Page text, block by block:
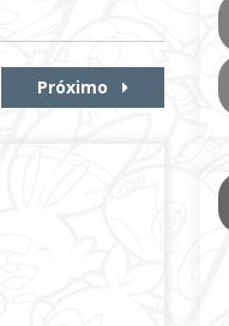
Próximo